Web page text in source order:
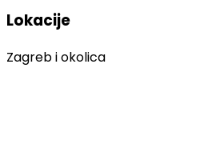
Lokacije
Zagreb i okolica